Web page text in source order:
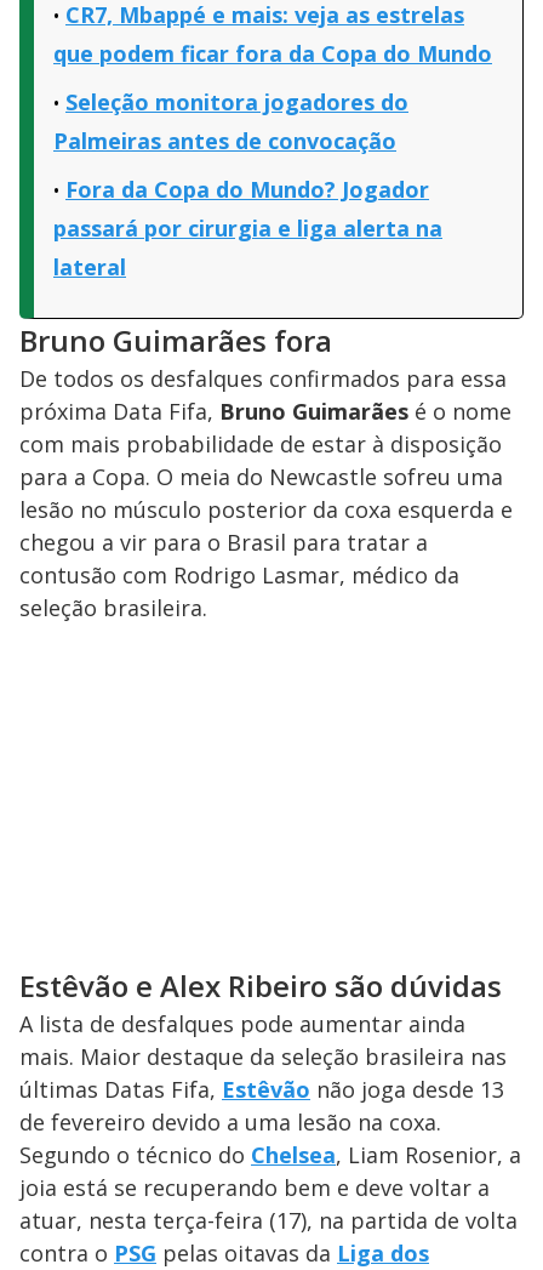
CR7, Mbappé e mais: veja as estrelas
que podem ficar fora da Copa do Mundo
Seleção monitora jogadores do
Palmeiras antes de convocação
Fora da Copa do Mundo? Jogador
passará por cirurgia e liga alerta na
lateral
Bruno Guimarães fora
De todos os desfalques confirmados para essa
próxima Data Fifa, Bruno Guimarães é o nome
com mais probabilidade de estar à disposição
para a Copa. O meia do Newcastle sofreu uma
lesão no músculo posterior da coxa esquerda e
chegou a vir para o Brasil para tratar a
contusão com Rodrigo Lasmar, médico da
seleção brasileira.
Estêvão e Alex Ribeiro são dúvidas
A lista de desfalques pode aumentar ainda
mais. Maior destaque da seleção brasileira nas
últimas Datas Fifa, Estêvão não joga desde 13
de fevereiro devido a uma lesão na coxa.
Segundo o técnico do Chelsea, Liam Rosenior, a
joia está se recuperando bem e deve voltar a
atuar, nesta terça-feira (17), na partida de volta
contra o PSG pelas oitavas da Liga dos